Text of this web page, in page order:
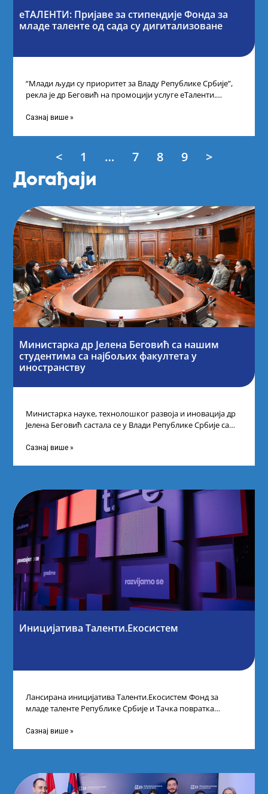
еТАЛЕНТИ: Пријаве за стипендије Фонда за
младе таленте од сада су дигитализоване
“Млади људи су приоритет за Владу Републике Србије”,
рекла је др Беговић на промоцији услуге еТаленти.
Сазнај више »
< 1 … 7 8 9 >
Догађаји
Министарка др Јелена Беговић са нашим
студентима са најбољих факултета у
иностранству
Министарка науке, технолошког развоја и иновација др
Јелена Беговић састала се у Влади Републике Србије са
Сазнај више »
Иницијатива Таленти.Екосистем
Лансирана иницијатива Таленти.Екосистем Фонд за
младе таленте Републике Србије и Тачка повратка
догађају су се
Сазнај више »